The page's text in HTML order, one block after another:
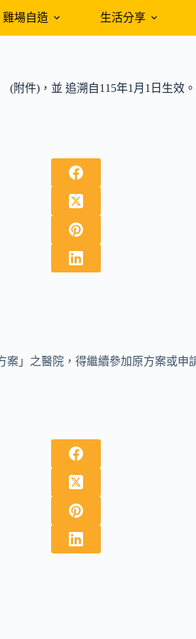
雞場自造 生活分享
附件)，並 追溯自115年1月1日生效。
」之醫院，得繼續參加原方案或申